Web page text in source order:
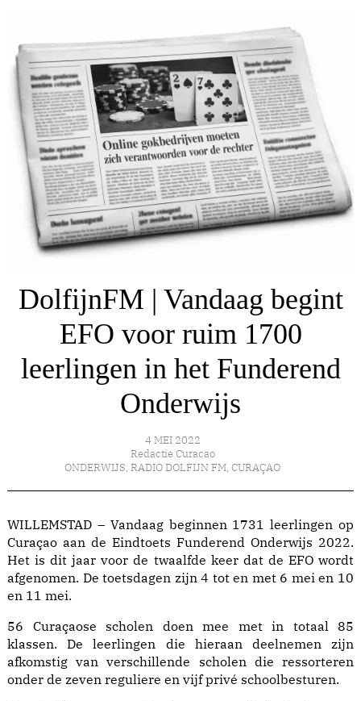
DolfijnFM | Vandaag begint
EFO voor ruim 1700
leerlingen in het Funderend
Onderwijs
4 MEI 2022
Redactie Curacao
ONDERWIJS, RADIO DOLFIJN FM, CURAÇAO
WILLEMSTAD – Vandaag beginnen 1731 leerlingen op
Curaçao aan de Eindtoets Funderend Onderwijs 2022.
Het is dit jaar voor de twaalfde keer dat de EFO wordt
afgenomen. De toetsdagen zijn 4 tot en met 6 mei en 10
en 11 mei.
56 Curaçaose scholen doen mee met in totaal 85
klassen. De leerlingen die hieraan deelnemen zijn
afkomstig van verschillende scholen die ressorteren
onder de zeven reguliere en vijf privé schoolbesturen.